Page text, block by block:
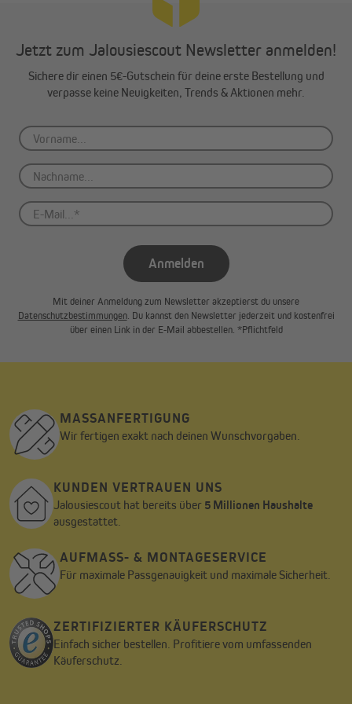
Montage auf den Flügel
Jalousiehalter frontal auf das Fenster oder Tür. Achte hierbei
darauf, dass die Jalousie neben Fenster- bzw. Türgriff verläuft.
Montage in die Laibung
Im Falle der Laibungsmontage (Fenster- / Türnische) werden die
Jetzt zum Jalousiescout Newsletter anmelden!
Sichere dir einen 5€-Gutschein für deine erste Bestellung und
verpasse keine Neuigkeiten, Trends & Aktionen mehr.
Anmelden
Mit deiner Anmeldung zum Newsletter akzeptierst du unsere
Datenschutzbestimmungen. Du kannst den Newsletter jederzeit und kostenfrei
über einen Link in der E-Mail abbestellen. *Pflichtfeld
MASSANFERTIGUNG
Wir fertigen exakt nach deinen Wunschvorgaben.
KUNDEN VERTRAUEN UNS
Jalousiescout hat bereits über 5 Millionen Haushalte
ausgestattet.
AUFMASS- & MONTAGESERVICE
Für maximale Passgenauigkeit und maximale Sicherheit.
ZERTIFIZIERTER KÄUFERSCHUTZ
Einfach sicher bestellen. Profitiere vom umfassenden
Käuferschutz.